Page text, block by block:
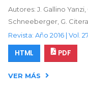
Autores: J. Gallino Yanzi,
Schneeberger, G. Citera
Revista: Año 2016 | Vol.
HTML PDF
VER MÁS